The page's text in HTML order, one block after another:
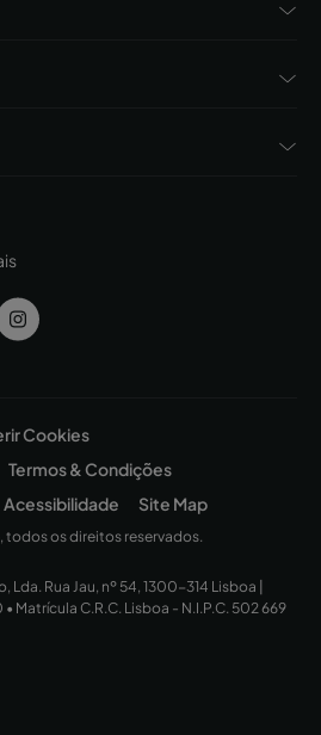
Cookies
Termos & Condições
Acessibilidade Site Map
os direitos reservados.
Lda. Rua Jau, nº 54, 1300-314 Lisboa |
Matrícula C.R.C. Lisboa - N.I.P.C. 502 669